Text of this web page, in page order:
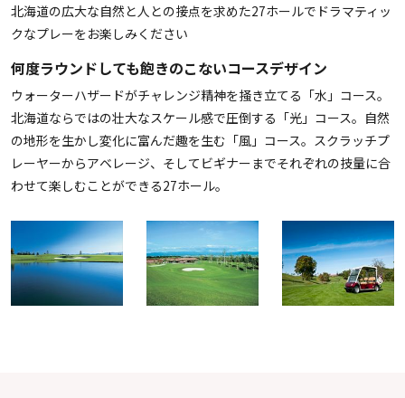
北海道の広大な自然と人との接点を求めた27ホールでドラマティッ
クなプレーをお楽しみください
何度ラウンドしても飽きのこないコースデザイン
ウォーターハザードがチャレンジ精神を掻き立てる「水」コース。
北海道ならではの壮大なスケール感で圧倒する「光」コース。自然
の地形を生かし変化に富んだ趣を生む「風」コース。スクラッチプ
レーヤーからアベレージ、そしてビギナーまでそれぞれの技量に合
わせて楽しむことができる27ホール。